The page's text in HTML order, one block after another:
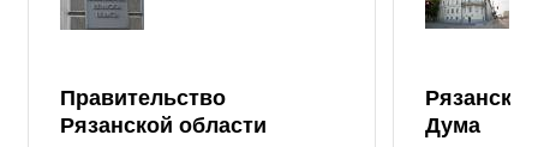
Правительство
Рязанской области
Дума